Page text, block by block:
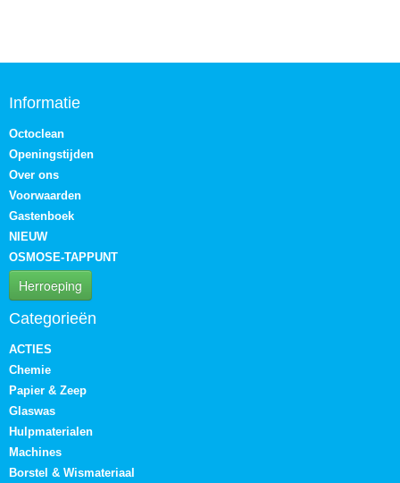
Informatie
Octoclean
Openingstijden
Over ons
Voorwaarden
Gastenboek
NIEUW
OSMOSE-TAPPUNT
Herroeping
Categorieën
ACTIES
Chemie
Papier & Zeep
Glaswas
Hulpmaterialen
Machines
Borstel & Wismateriaal